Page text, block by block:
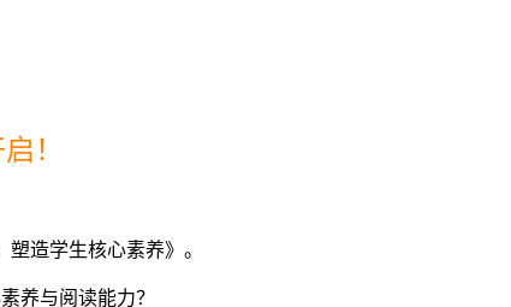
！
造学生核心素养》。
养与阅读能力？